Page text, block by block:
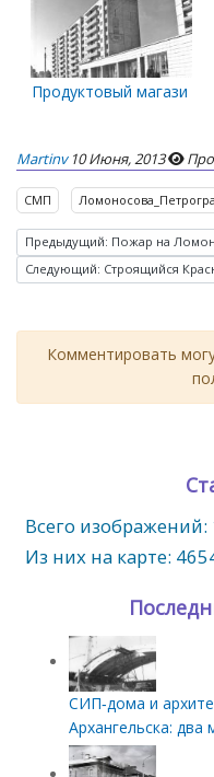
Продуктовый магазин
Martinv 10 Июня, 2013
СМП
Предыдущий: Пожар на
Следующий: Строящийся
Комментировать
Всего изображений:
Из них на карте:
СИП‑дома и
Архангельска: два